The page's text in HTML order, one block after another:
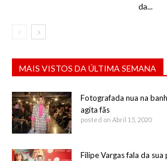
da...
MAIS VISTOS DA ÚLTIMA SEMANA
Fotografada nua na
agita fãs
posted on Abril 15, 2020
Filipe Vargas fala da